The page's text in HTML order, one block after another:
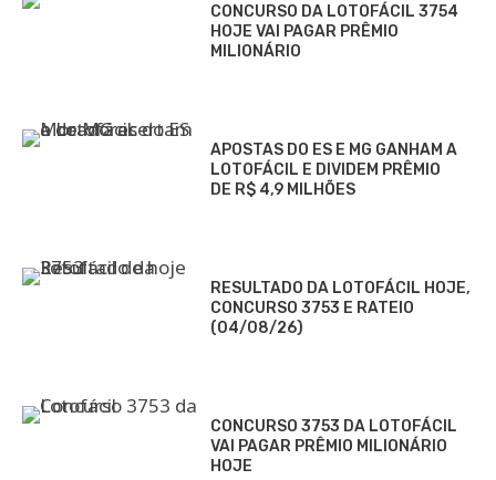
CONCURSO DA LOTOFÁCIL 3754
HOJE VAI PAGAR PRÊMIO
MILIONÁRIO
APOSTAS DO ES E MG GANHAM A
LOTOFÁCIL E DIVIDEM PRÊMIO
DE R$ 4,9 MILHÕES
RESULTADO DA LOTOFÁCIL HOJE,
CONCURSO 3753 E RATEIO
(04/08/26)
CONCURSO 3753 DA LOTOFÁCIL
VAI PAGAR PRÊMIO MILIONÁRIO
HOJE